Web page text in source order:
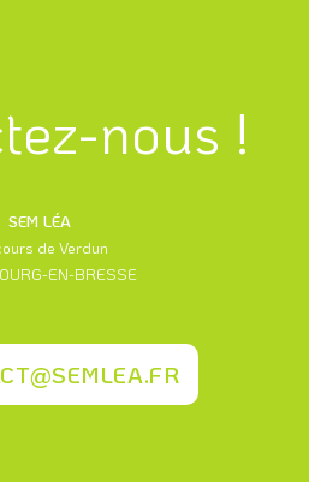
nous !
SEM LÉA
de Verdun
EN-BRESSE